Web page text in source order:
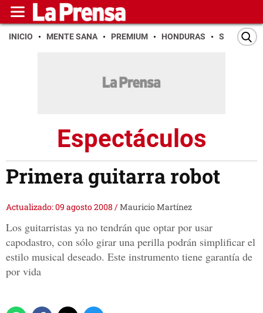
INICIO MENTE SANA PREMIUM HONDURAS SAN PEDRO
Espectáculos
Primera guitarra robot
Actualizado: 09 agosto 2008 /Mauricio Martínez
Los guitarristas ya no tendrán que optar por usar
capodastro, con sólo girar una perilla podrán simplificar el
estilo musical deseado. Este instrumento tiene garantía de
por vida